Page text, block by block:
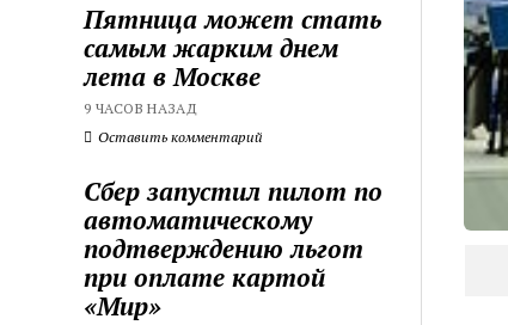
Пятница может стать
самым жарким днем
лета в Москве
9 ЧАСОВ НАЗАД
Оставить комментарий
Сбер запустил пилот по
автоматическому
подтверждению льгот
при оплате картой
«Мир»